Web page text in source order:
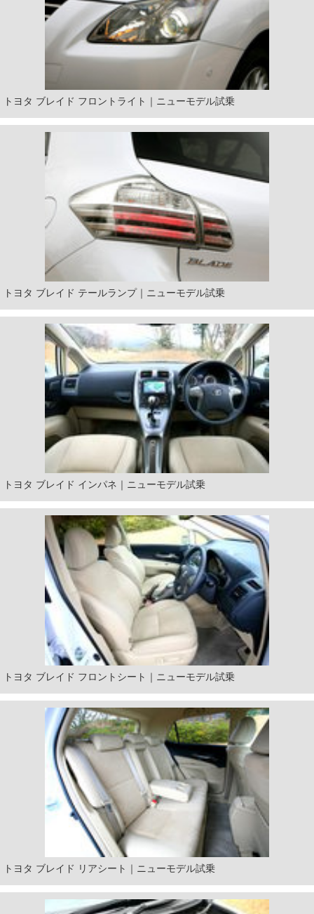
トヨタ ブレイド フロントライト｜ニューモデル試乗
トヨタ ブレイド テールランプ｜ニューモデル試乗
トヨタ ブレイド インパネ｜ニューモデル試乗
トヨタ ブレイド フロントシート｜ニューモデル試乗
トヨタ ブレイド リアシート｜ニューモデル試乗